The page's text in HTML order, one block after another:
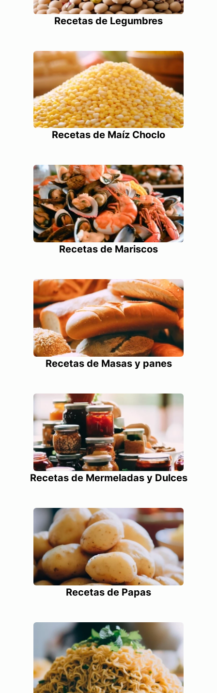
Recetas de Legumbres
Recetas de Maíz Choclo
Recetas de Mariscos
Recetas de Masas y panes
Recetas de Mermeladas y Dulces
Recetas de Papas